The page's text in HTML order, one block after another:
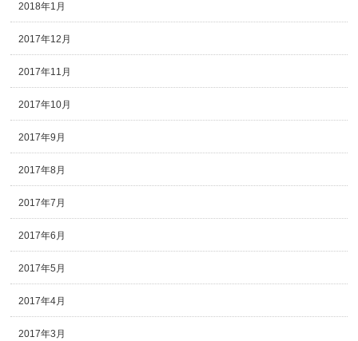
2018年1月
2017年12月
2017年11月
2017年10月
2017年9月
2017年8月
2017年7月
2017年6月
2017年5月
2017年4月
2017年3月